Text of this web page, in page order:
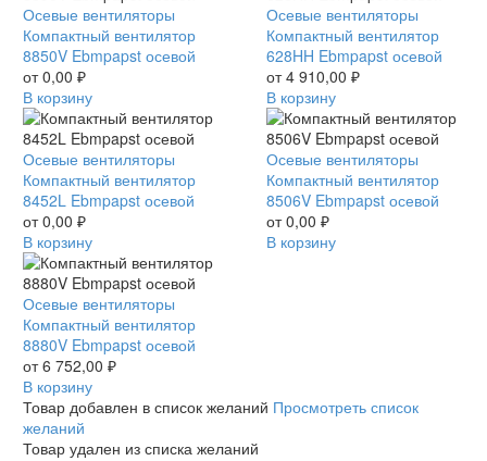
Компактный
вентилятор
8850V
Ebmpapst
осевой
Осевые вентиляторы
Компактный вентилятор
8850V Ebmpapst осевой
от0,00 ₽
В корзину
Компактный
вентилятор
628HH
Ebmpapst
осевой
Осевые вентиляторы
Компактный вентилятор
628HH Ebmpapst осевой
от4 910,00 ₽
В корзину
Компактный
вентилятор
8452L
Ebmpapst
осевой
Осевые вентиляторы
Компактный вентилятор
8452L Ebmpapst осевой
от0,00 ₽
В корзину
Компактный
вентилятор
8506V
Ebmpapst
осевой
Осевые вентиляторы
Компактный вентилятор
8506V Ebmpapst осевой
от0,00 ₽
В корзину
Компактный
вентилятор
8880V
Ebmpapst
осевой
Осевые вентиляторы
Компактный вентилятор
8880V Ebmpapst осевой
от6 752,00 ₽
В корзину
Товар добавлен в список желаний Просмотреть список
желаний
Товар удален из списка желаний